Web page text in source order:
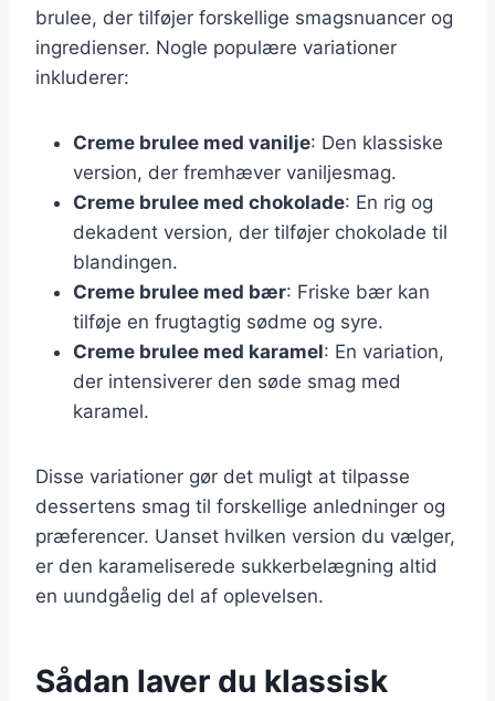
brulee, der tilføjer forskellige smagsnuancer og
ingredienser. Nogle populære variationer
inkluderer:
Creme brulee med vanilje: Den klassiske
version, der fremhæver vaniljesmag.
Creme brulee med chokolade: En rig og
dekadent version, der tilføjer chokolade til
blandingen.
Creme brulee med bær: Friske bær kan
tilføje en frugtagtig sødme og syre.
Creme brulee med karamel: En variation,
der intensiverer den søde smag med
karamel.
Disse variationer gør det muligt at tilpasse
dessertens smag til forskellige anledninger og
præferencer. Uanset hvilken version du vælger,
er den karameliserede sukkerbelægning altid
en uundgåelig del af oplevelsen.
Sådan laver du klassisk